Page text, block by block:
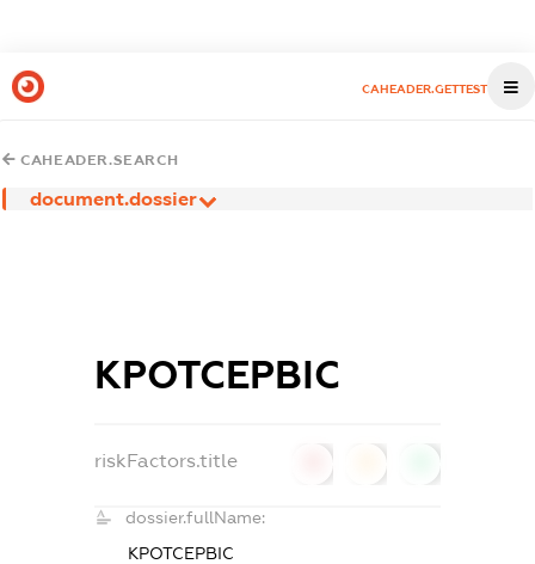
CAHEADER.GETTEST
CAHEADER.SEARCH
document.dossier
КРОТСЕРВІС
riskFactors.title
dossier.fullName:
КРОТСЕРВІС